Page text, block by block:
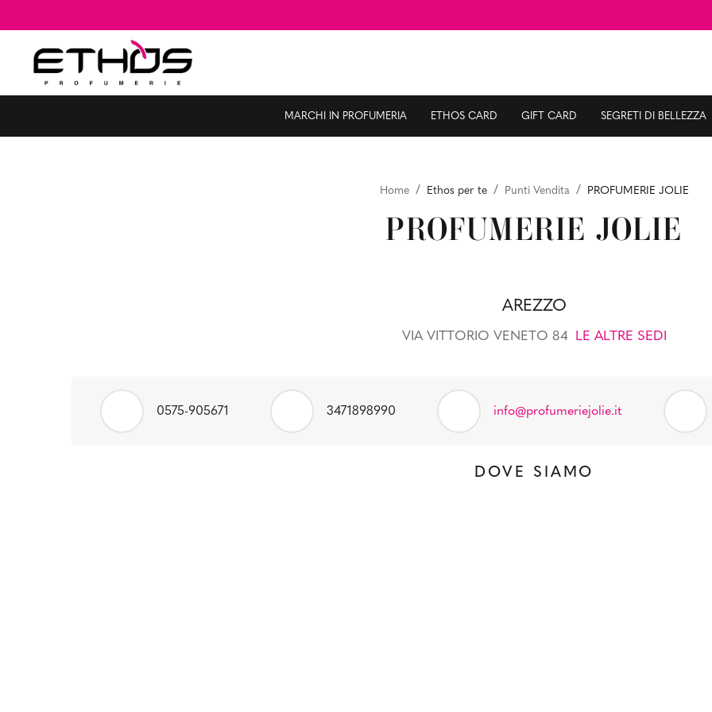
MARCHI IN PROFUMERIA ETHOS CARD GIFT CARD SEGRETI DI BELLEZZA
Home Ethos per te Punti Vendita PROFUMERIE JOLIE
PROFUMERIE JOLIE
AREZZO
VIA VITTORIO VENETO 84 LE ALTRE SEDI
0575-905671 3471898990 info@profumeriejolie.it
DOVE SIAMO